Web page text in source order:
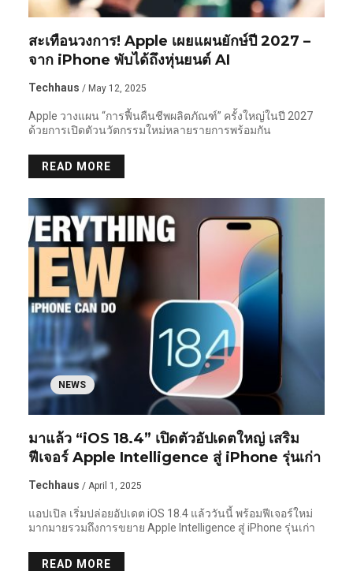
สะเทือนวงการ! Apple เผยแผนยักษ์ปี 2027 –
จาก iPhone พับได้ถึงหุ่นยนต์ AI
Techhaus / May 12, 2025
Apple วางแผน “การฟื้นคืนชีพผลิตภัณฑ์” ครั้งใหญ่ในปี 2027
ด้วยการเปิดตัวนวัตกรรมใหม่หลายรายการพร้อมกัน
READ MORE
NEWS
มาแล้ว “iOS 18.4” เปิดตัวอัปเดตใหญ่ เสริม
ฟีเจอร์ Apple Intelligence สู่ iPhone รุ่นเก่า
Techhaus / April 1, 2025
แอปเปิล เริ่มปล่อยอัปเดต iOS 18.4 แล้ววันนี้ พร้อมฟีเจอร์ใหม่
มากมายรวมถึงการขยาย Apple Intelligence สู่ iPhone รุ่นเก่า
READ MORE